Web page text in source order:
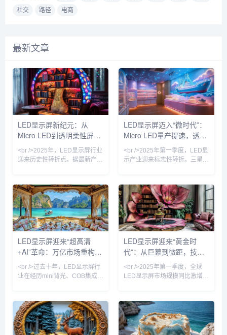
社交
路径 电商
最新文章
LED显示屏新纪元：从
Micro LED到透明柔性屏，
2025年技术革命如何重塑
视觉产业
<br />2025年，LED显示屏行业
迎来历史性转折点。据最新产业
99.9%，单颗成本下降40%，这
意味着困扰行业十年的“量产魔
咒”正式解除。与传统的LCD和
OLED相比，Micro LED在亮
度、寿命和响应速度上实现了数
量级提升，尤其是在户外强光环
境下，其20000尼特以上的峰值
亮度让画面依然清晰锐利。业内
LED显示屏迈入“微时代”：
Micro LED量产提速，透明
屏与虚拟拍摄引爆新场景
<br />2025年第一季度，LED显
示产业迎来标志性转折。三星、
片良率突破99.99%，巨量转移
效率提升至每小时200万颗。这
意味着困扰行业十年的“成本悬
崖”开始松动——以P0.4以下间
距产品为例，单位面积造价较去
年同期下降37%，首次低于同规
格OLED商用拼接屏。行业分析
师指出，Micro LED不再是“概念
LED显示屏迎来“超高清
+AI”革命：万亿市场重构进
行时
<br />过去十年，LED显示屏行
业在经历mini背光、COB集成封
星、索尼与国内京东方、利亚德
相继宣布Micro LED芯片良率突
破99.99%，像素点间距进入
P0.3以下微米级时代。这意味
LED显示屏迎来“黄金时
代”：从巨幕到微距，技术
革命重塑视觉产业
<br />2025年第一季度，全球
LED显示屏市场规模同比激增
广告牌的全面升级与影视虚拟制
作棚的井喷式扩张。在纽约时代
广场，一块面积超过2000平方
米的裸眼3D LED屏刚刚刷新了